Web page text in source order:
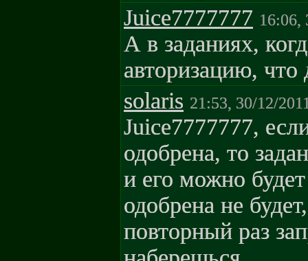
Juice7777777 16:06,
А в заданиях,
авторизацию, что
solaris 21:53, 30/12/
Juice7777777,
одобрена, то
и его можно
одобрена не
повторный раз